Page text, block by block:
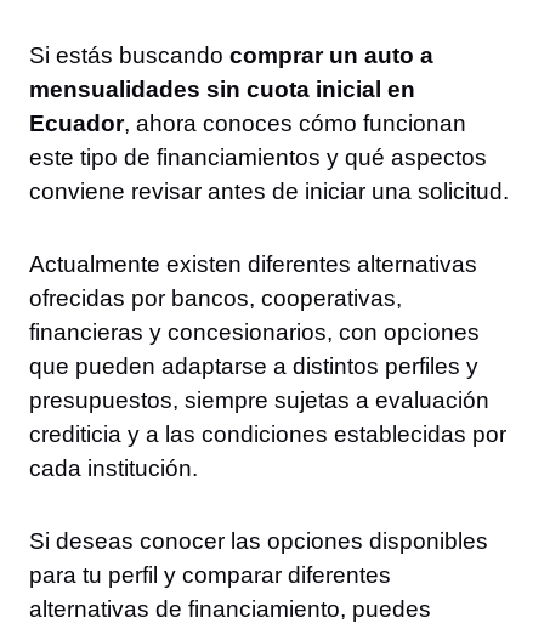
Si estás buscando comprar un auto a
mensualidades sin cuota inicial en
Ecuador, ahora conoces cómo funcionan
este tipo de financiamientos y qué aspectos
conviene revisar antes de iniciar una solicitud.
Actualmente existen diferentes alternativas
ofrecidas por bancos, cooperativas,
financieras y concesionarios, con opciones
que pueden adaptarse a distintos perfiles y
presupuestos, siempre sujetas a evaluación
crediticia y a las condiciones establecidas por
cada institución.
Si deseas conocer las opciones disponibles
para tu perfil y comparar diferentes
alternativas de financiamiento, puedes